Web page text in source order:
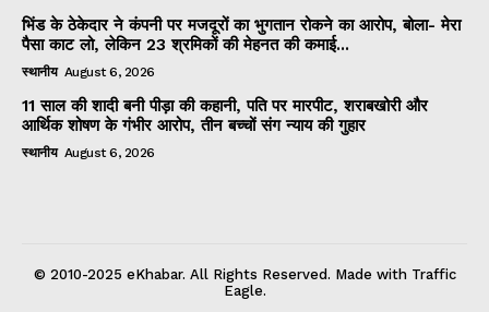
भिंड के ठेकेदार ने कंपनी पर मजदूरों का भुगतान रोकने का आरोप, बोला- मेरा
पैसा काट लो, लेकिन 23 श्रमिकों की मेहनत की कमाई...
स्थानीय August 6, 2026
11 साल की शादी बनी पीड़ा की कहानी, पति पर मारपीट, शराबखोरी और
आर्थिक शोषण के गंभीर आरोप, तीन बच्चों संग न्याय की गुहार
स्थानीय August 6, 2026
© 2010-2025 eKhabar. All Rights Reserved. Made with Traffic
Eagle.